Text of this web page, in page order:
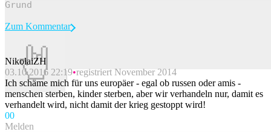
Beitrag melden
Zum Kommentar
NikolaiZH
03.10.2016 22:19 registriert November 2014
Ich schäme mich für uns europäer - egal ob russen oder amis -
menschen sterben, kinder sterben, aber wir verhandeln nur, damit es
verhandelt wird, nicht damit der krieg gestoppt wird!
00
Melden